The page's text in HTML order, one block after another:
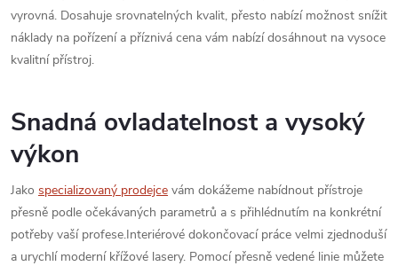
vyrovná. Dosahuje srovnatelných kvalit, přesto nabízí možnost snížit
náklady na pořízení a příznivá cena vám nabízí dosáhnout na vysoce
kvalitní přístroj.
Snadná ovladatelnost a vysoký
výkon
Jako specializovaný prodejce vám dokážeme nabídnout přístroje
přesně podle očekávaných parametrů a s přihlédnutím na konkrétní
potřeby vaší profese.Interiérové dokončovací práce velmi zjednoduší
a urychlí moderní křížové lasery. Pomocí přesně vedené linie můžete